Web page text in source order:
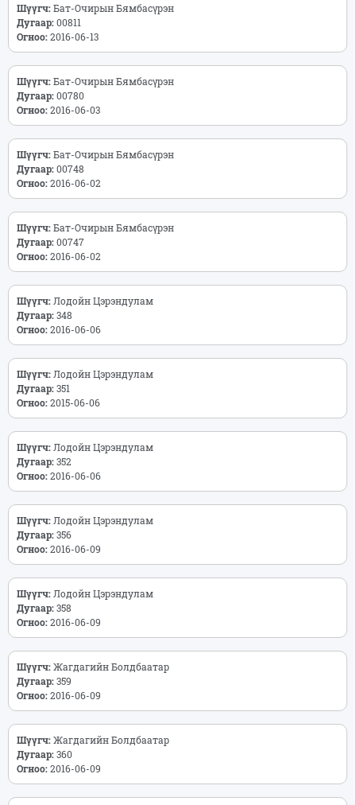
Шүүгч:Бат-Очирын Бямбасүрэн
Дугаар:00811
Огноо:2016-06-13
Шүүгч:Бат-Очирын Бямбасүрэн
Дугаар:00780
Огноо:2016-06-03
Шүүгч:Бат-Очирын Бямбасүрэн
Дугаар:00748
Огноо:2016-06-02
Шүүгч:Бат-Очирын Бямбасүрэн
Дугаар:00747
Огноо:2016-06-02
Шүүгч: Лодойн Цэрэндулам
Дугаар:348
Огноо:2016-06-06
Шүүгч: Лодойн Цэрэндулам
Дугаар:351
Огноо:2015-06-06
Шүүгч: Лодойн Цэрэндулам
Дугаар:352
Огноо:2016-06-06
Шүүгч: Лодойн Цэрэндулам
Дугаар:356
Огноо:2016-06-09
Шүүгч: Лодойн Цэрэндулам
Дугаар:358
Огноо:2016-06-09
Шүүгч:Жагдагийн Болдбаатар
Дугаар:359
Огноо:2016-06-09
Шүүгч:Жагдагийн Болдбаатар
Дугаар:360
Огноо:2016-06-09